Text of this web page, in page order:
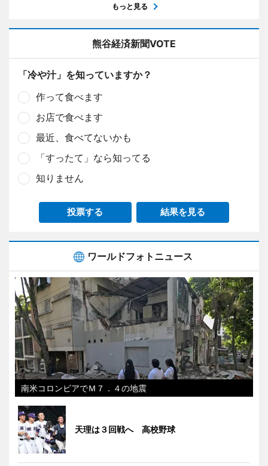
もっと見る
熊谷経済新聞VOTE
「冷や汁」を知っていますか？
作って食べます
お店で食べます
最近、食べてないかも
「すったて」なら知ってる
知りません
投票する 結果を見る
ワールドフォトニュース
南米コロンビアでＭ７．４の地震
天理は３回戦へ 高校野球